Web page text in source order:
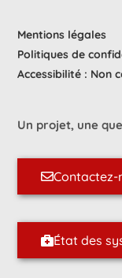
Mentions légales
Politiques de
Accessibilité : Non
Un projet, une
Contactez-
État des